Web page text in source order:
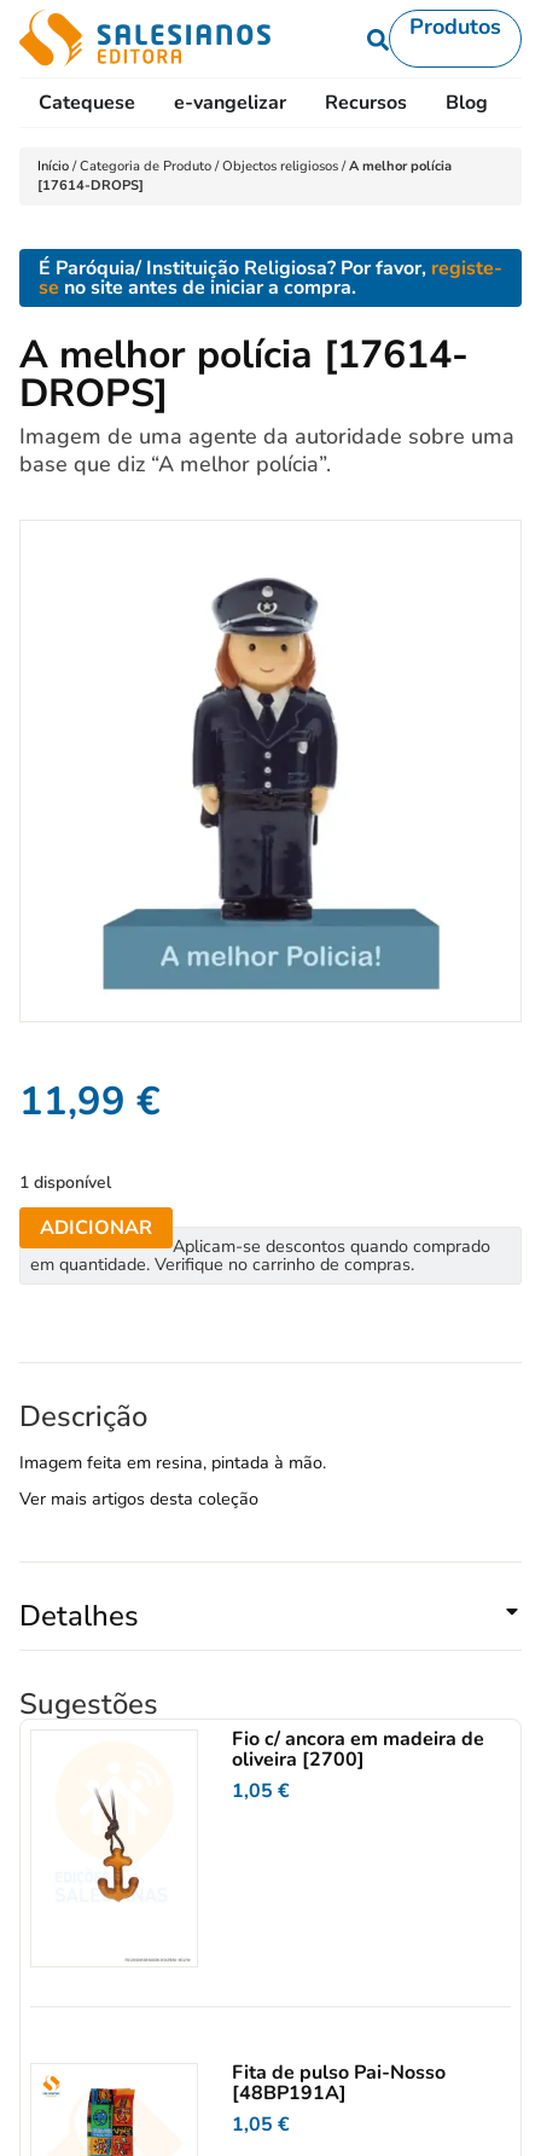
Produtos
Catequese e-vangelizar Recursos Blog
Início /Categoria de Produto /Objectos religiosos /A melhor polícia
[17614-DROPS]
É Paróquia/ Instituição Religiosa? Por favor, registe-
se no site antes de iniciar a compra.
A melhor polícia [17614-
DROPS]
Imagem de uma agente da autoridade sobre uma
base que diz “A melhor polícia”.
11,99 €
1 disponível
ADICIONAR
Aplicam-se descontos quando comprado
em quantidade. Verifique no carrinho de compras.
Descrição
Imagem feita em resina, pintada à mão.
Ver mais artigos desta coleção
Detalhes
Sugestões
Fio c/ ancora em madeira de
oliveira [2700]
1,05€
Fita de pulso Pai-Nosso
[48BP191A]
1,05€